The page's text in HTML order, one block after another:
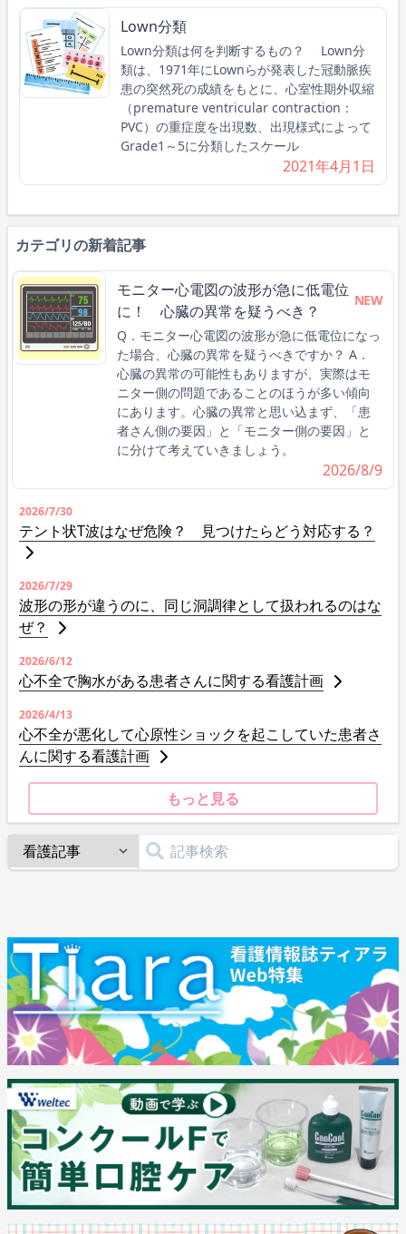
Lown分類
Lown分類は何を判断するもの？ Lown分
類は、1971年にLownらが発表した冠動脈疾
患の突然死の成績をもとに、心室性期外収縮
（premature ventricular contraction：
PVC）の重症度を出現数、出現様式によって
Grade1～5に分類したスケール
2021年4月1日
カテゴリの新着記事
モニター心電図の波形が急に低電位
に！ 心臓の異常を疑うべき？
NEW
Q．モニター心電図の波形が急に低電位になっ
た場合、心臓の異常を疑うべきですか？ A．
心臓の異常の可能性もありますが、実際はモ
ニター側の問題であることのほうが多い傾向
にあります。心臓の異常と思い込まず、「患
者さん側の要因」と「モニター側の要因」と
に分けて考えていきましょう。
2026/8/9
2026/7/30
テント状T波はなぜ危険？ 見つけたらどう対応する？
2026/7/29
波形の形が違うのに、同じ洞調律として扱われるのはな
ぜ？
2026/6/12
心不全で胸水がある患者さんに関する看護計画
2026/4/13
心不全が悪化して心原性ショックを起こしていた患者さ
んに関する看護計画
もっと見る